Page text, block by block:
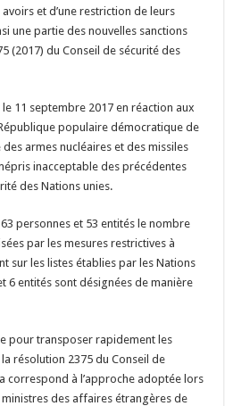
et d’une restriction de leurs
une partie des nouvelles sanctions
(2017) du Conseil de sécurité des
11 septembre 2017 en réaction aux
populaire démocratique de
armes nucléaires et des missiles
inacceptable des précédentes
des Nations unies.
personnes et 53 entités le nombre
par les mesures restrictives à
sur les listes établies par les Nations
6 entités sont désignées de manière
pour transposer rapidement les
résolution 2375 du Conseil de
correspond à l’approche adoptée lors
des affaires étrangères de